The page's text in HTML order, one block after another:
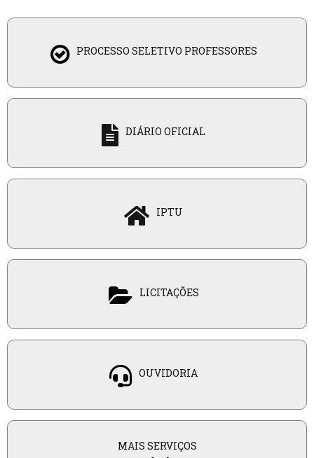
PROCESSO SELETIVO PROFESSORES
DIÁRIO OFICIAL
IPTU
LICITAÇÕES
OUVIDORIA
MAIS SERVIÇOS